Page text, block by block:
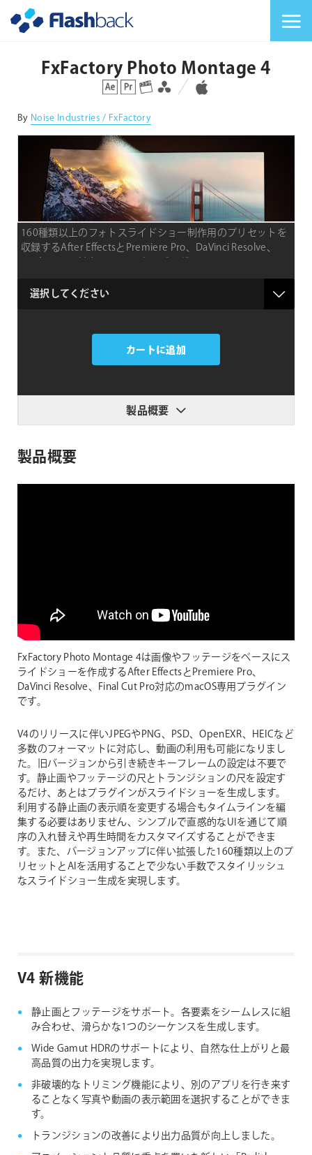
FxFactory Photo Montage 4
対応プラットフォーム 対応OS
By Noise Industries / FxFactory
160種類以上のフォトスライドショー制作用のプリセットを
収録するAfter EffectsとPremiere Pro、DaVinci Resolve、
product
個
カートに追加
製品概要
製品概要
FxFactory Photo Montage 4は画像やフッテージをベースにス
ライドショーを作成するAfter EffectsとPremiere Pro、
DaVinci Resolve、Final Cut Pro対応のmacOS専用プラグイン
です。
V4のリリースに伴いJPEGやPNG、PSD、OpenEXR、HEICなど
多数のフォーマットに対応し、動画の利用も可能になりまし
た。旧バージョンから引き続きキーフレームの設定は不要で
す。静止画やフッテージの尺とトランジションの尺を設定す
るだけ、あとはプラグインがスライドショーを生成します。
利用する静止画の表示順を変更する場合もタイムラインを編
集する必要はありません、シンプルで直感的なUIを通じて順
序の入れ替えや再生時間をカスタマイズすることができま
す。また、バージョンアップに伴い拡張した160種類以上のプ
リセットとAIを活用することで少ない手数でスタイリッシュ
なスライドショー生成を実現します。
V4 新機能
静止画とフッテージをサポート。各要素をシームレスに組
み合わせ、滑らかな1つのシーケンスを生成します。
Wide Gamut HDRのサポートにより、自然な仕上がりと最
高品質の出力を実現します。
非破壊的なトリミング機能により、別のアプリを行き来す
ることなく写真や動画の表示範囲を選択することができま
す。
トランジションの改善により出力品質が向上しました。